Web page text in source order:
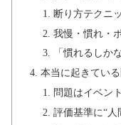
断り方テクニ
我慢・慣れ・
「慣れるしか
本当に起きてい
問題はイベン
評価基準に“人